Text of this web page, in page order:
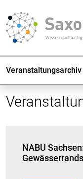
Veranstaltungsarchiv
NABU